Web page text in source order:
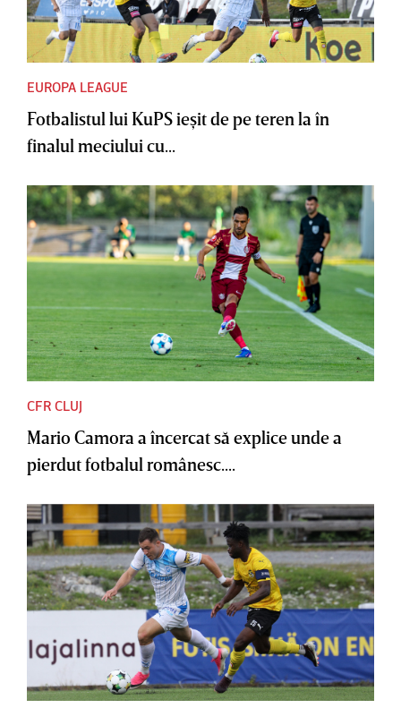
EUROPA LEAGUE
Fotbalistul lui KuPS ieşit de pe teren la în
finalul meciului cu...
CFR CLUJ
Mario Camora a încercat să explice unde a
pierdut fotbalul românesc....